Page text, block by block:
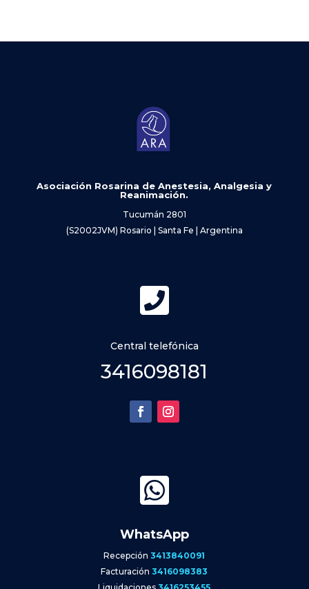
Asociación Rosarina de Anestesia, Analgesia y
Reanimación.
Tucumán 2801
(S2002JVM) Rosario | Santa Fe | Argentina

Central telefónica
3416098181

WhatsApp
Recepción3413840091
Facturación3416098383